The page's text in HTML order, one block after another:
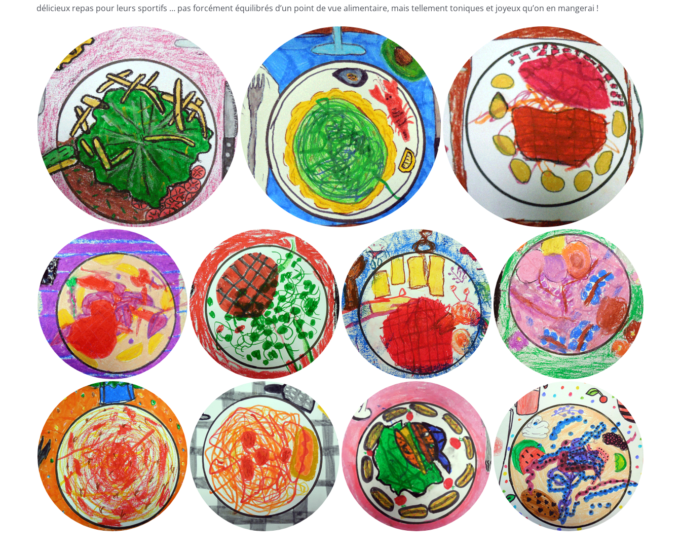
délicieux repas pour leurs sportifs … pas forcément équilibrés d’un point de vue alimentaire, mais tellement toniques et joyeux qu’on en mangerai !